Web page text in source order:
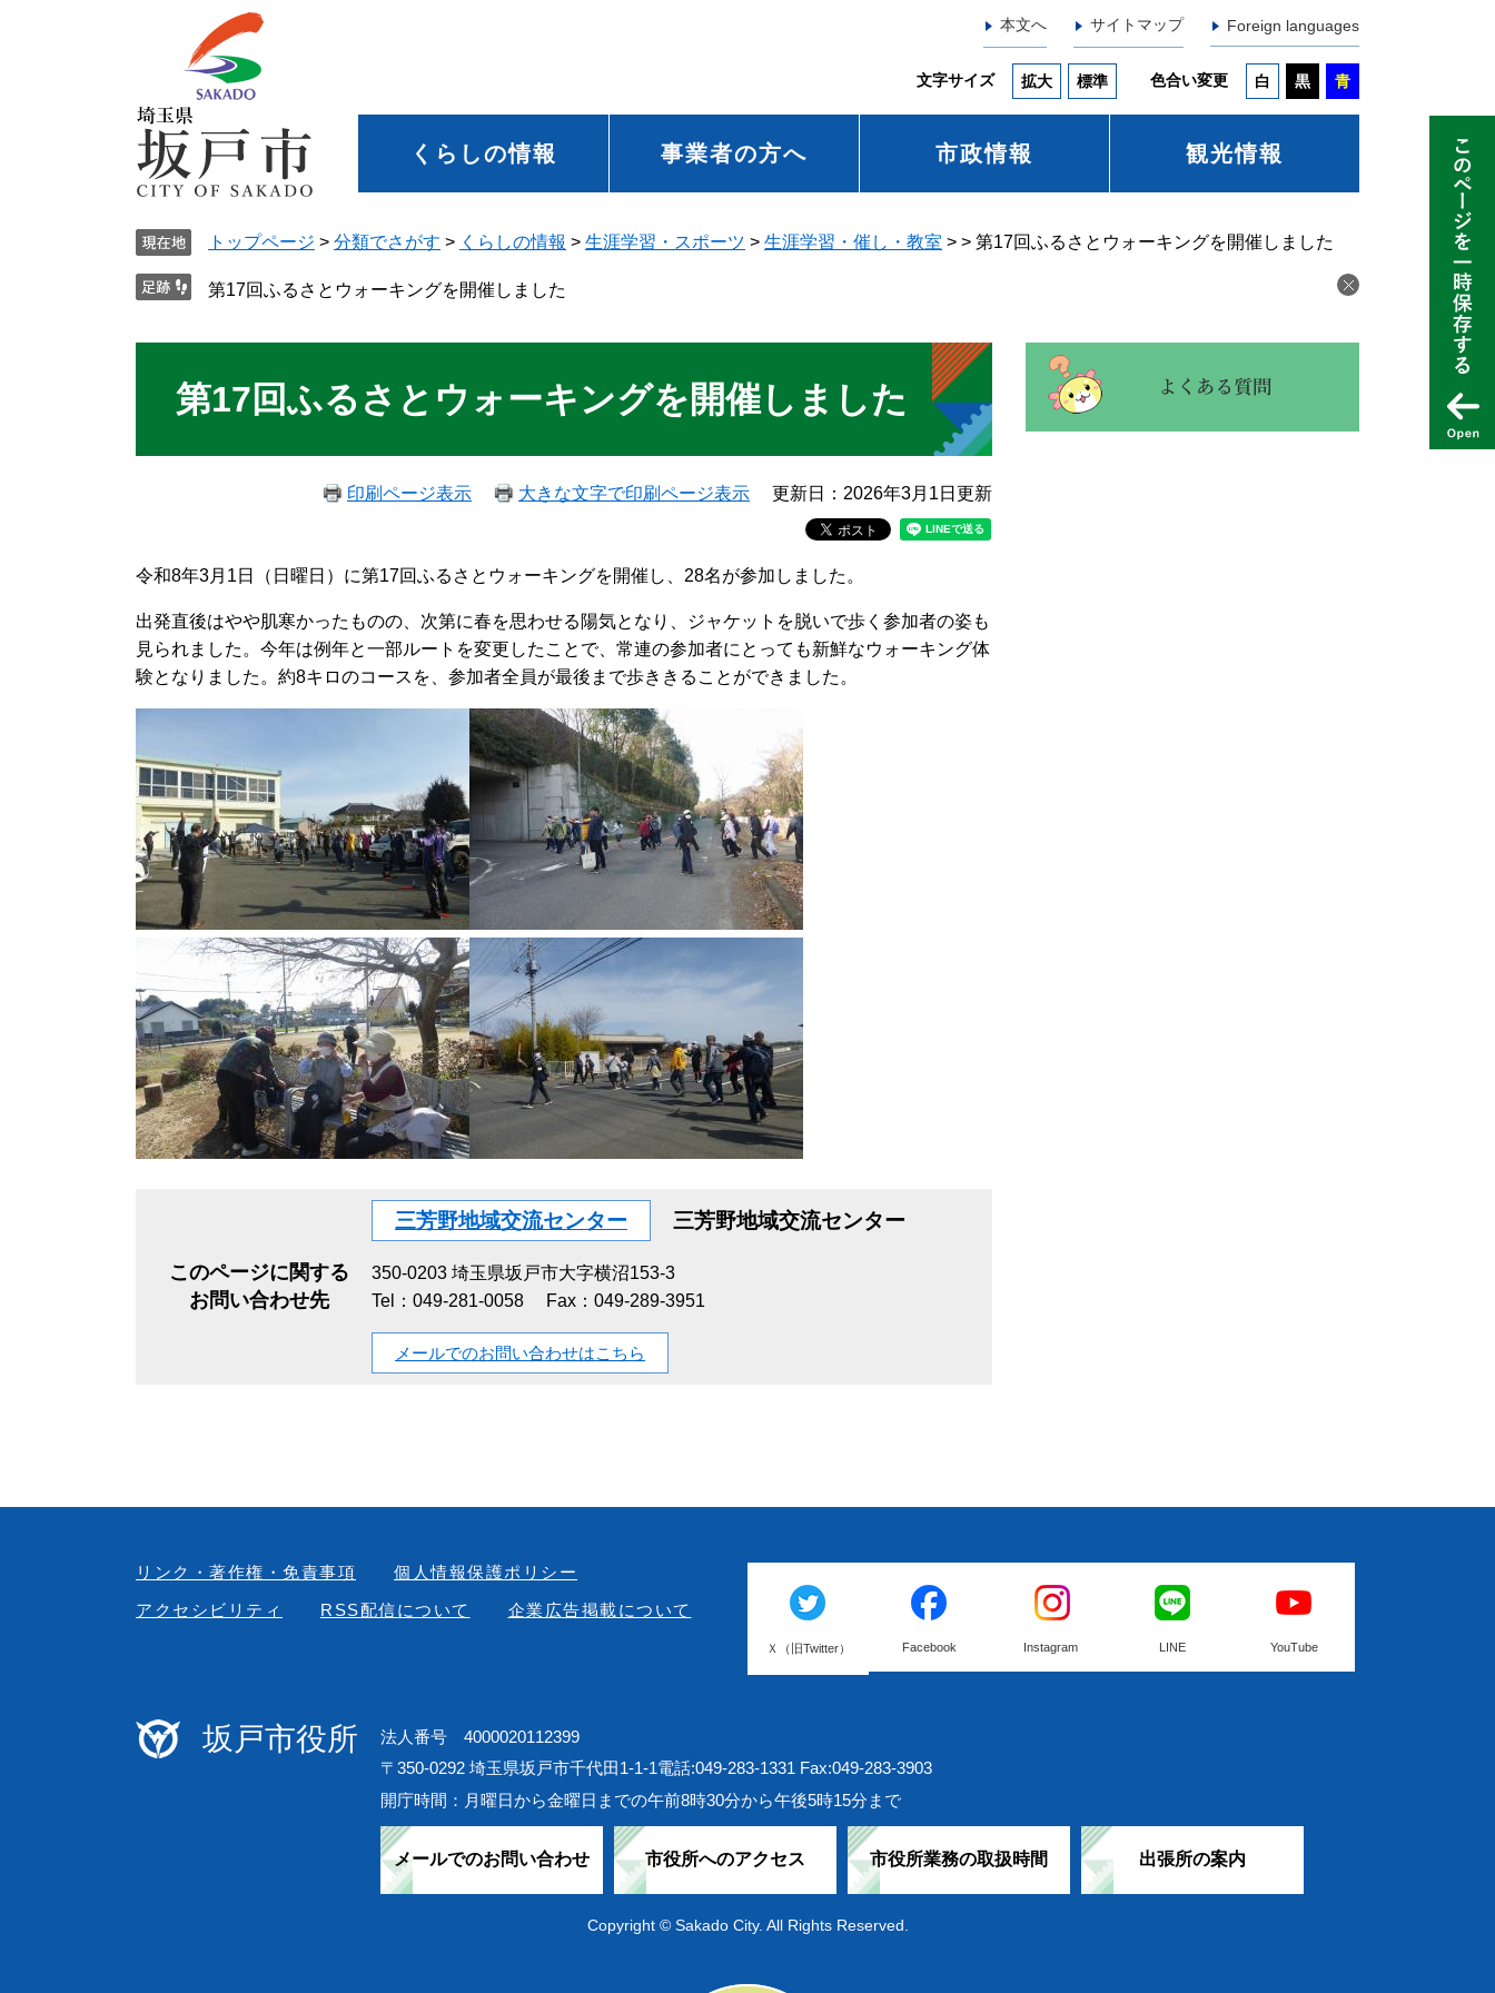
本文へ サイトマップ Foreign languages
文字サイズ 拡大 標準 色合い変更 白 黒 青
くらしの情報 事業者の方へ 市政情報 観光情報
トップページ > 分類でさがす > くらしの情報 > 生涯学習・スポーツ > 生涯学習・催し・教室 > > 第17回ふるさとウォーキングを開催しました
第17回ふるさとウォーキングを開催しました
第17回ふるさとウォーキングを開催しました
印刷ページ表示 大きな文字で印刷ページ表示 更新日：2026年3月1日更新
令和8年3月1日（日曜日）に第17回ふるさとウォーキングを開催し、28名が参加しました。
出発直後はやや肌寒かったものの、次第に春を思わせる陽気となり、ジャケットを脱いで歩く参加者の姿も
見られました。今年は例年と一部ルートを変更したことで、常連の参加者にとっても新鮮なウォーキング体
験となりました。約8キロのコースを、参加者全員が最後まで歩ききることができました。
このページに関する
お問い合わせ先
三芳野地域交流センター 三芳野地域交流センター
350-0203 埼玉県坂戸市大字横沼153-3
Tel：049-281-0058
Fax：049-289-3951
メールでのお問い合わせはこちら
リンク・著作権・免責事項
個人情報保護ポリシー
アクセシビリティ
RSS配信について 企業広告掲載について
Ｘ（旧Twitter） Facebook Instagram LINE YouTube
坂戸市役所
法人番号 4000020112399
〒350-0292 埼玉県坂戸市千代田1-1-1電話:049-283-1331 Fax:049-283-3903
開庁時間：月曜日から金曜日までの午前8時30分から午後5時15分まで
メールでのお問い合わせ 市役所へのアクセス 市役所業務の取扱時間 出張所の案内
Copyright © Sakado City. All Rights Reserved.